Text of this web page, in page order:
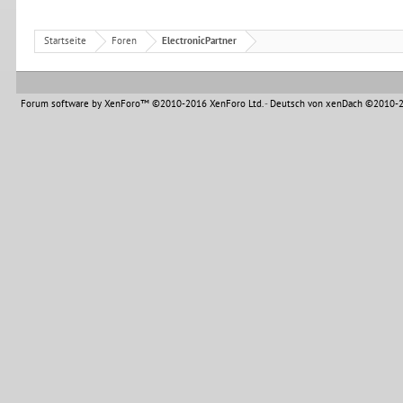
Startseite Foren ElectronicPartner
Forum software by XenForo™©2010-2016 XenForo Ltd.- Deutsch von xenDach©2010-